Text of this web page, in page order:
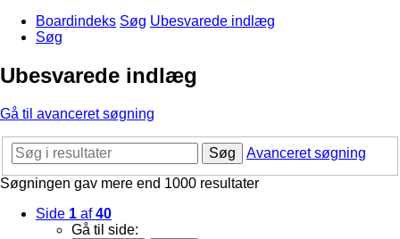
Boardindeks Søg Ubesvarede indlæg
Søg
Ubesvarede indlæg
Gå til avanceret søgning
Søg
Avanceret søgning
Søgningen gav mere end 1000 resultater
Side 1 af40
Gå til side: